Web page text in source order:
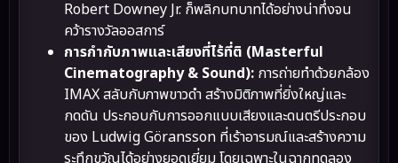
Robert Downey Jr. ก็พลิกบทบาทได้อย่างน่าทึ่งจน
คว้ารางวัลออสการ์
การกำกับภาพและเสียงที่ไร้ที่ติ (Masterful
Cinematography & Sound): การถ่ายทำด้วยกล้อง
IMAX สลับกับภาพขาวดำ สร้างมิติภาพที่ยิ่งใหญ่และ
กดดัน ประกอบกับการออกแบบเสียงและดนตรีประกอบ
ของ Ludwig Göransson ที่เร้าอารมณ์และสร้างความ
ระทึกขวัญได้อย่างยอดเยี่ยม โดยเฉพาะในฉากทดลอง